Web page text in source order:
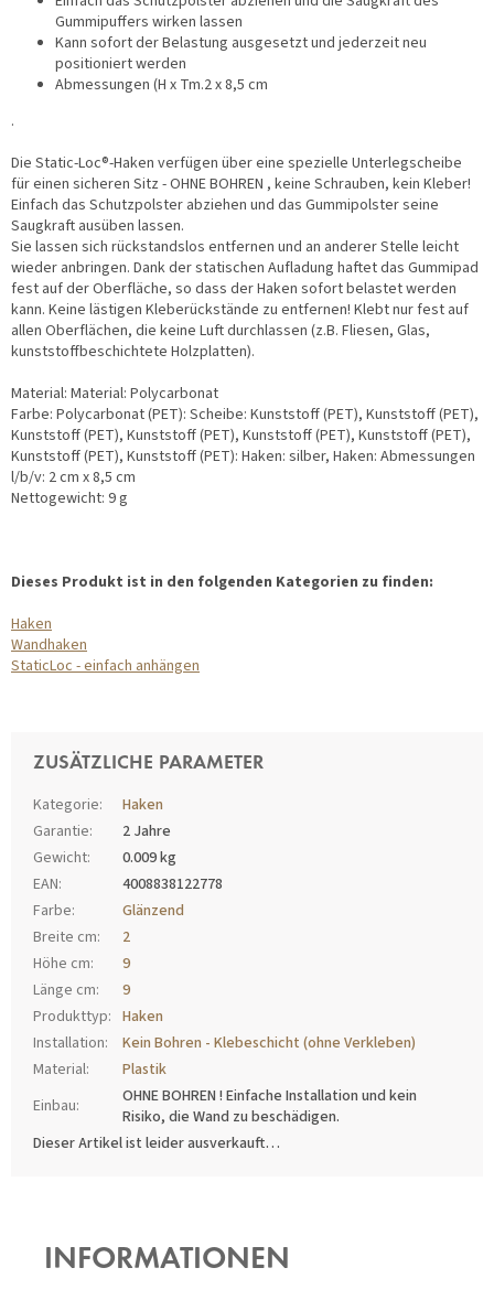
Gummipuffers wirken lassen
Kann sofort der Belastung ausgesetzt und jederzeit neu
positioniert werden
Abmessungen (H x Tm.2 x 8,5 cm
.
Die Static-Loc®-Haken verfügen über eine spezielle Unterlegscheibe
für einen sicheren Sitz - OHNE BOHREN , keine Schrauben, kein Kleber!
Einfach das Schutzpolster abziehen und das Gummipolster seine
Saugkraft ausüben lassen.
Sie lassen sich rückstandslos entfernen und an anderer Stelle leicht
wieder anbringen. Dank der statischen Aufladung haftet das Gummipad
fest auf der Oberfläche, so dass der Haken sofort belastet werden
kann. Keine lästigen Kleberückstände zu entfernen! Klebt nur fest auf
allen Oberflächen, die keine Luft durchlassen (z.B. Fliesen, Glas,
kunststoffbeschichtete Holzplatten).
Material: Material: Polycarbonat
Farbe: Polycarbonat (PET): Scheibe: Kunststoff (PET), Kunststoff (PET),
Kunststoff (PET), Kunststoff (PET), Kunststoff (PET), Kunststoff (PET),
Kunststoff (PET), Kunststoff (PET): Haken: silber, Haken: Abmessungen
l/b/v: 2 cm x 8,5 cm
Nettogewicht: 9 g
Dieses Produkt ist in den folgenden Kategorien zu finden:
Haken
Wandhaken
StaticLoc - einfach anhängen
ZUSÄTZLICHE PARAMETER
Kategorie:
Haken
Garantie:
2 Jahre
Gewicht:
0.009 kg
EAN:
4008838122778
Farbe:
Glänzend
Breite cm:
2
Höhe cm:
9
Länge cm:
9
Produkttyp: Haken
Installation:
Kein Bohren - Klebeschicht (ohne Verkleben)
Material:
Plastik
Einbau:
OHNE BOHREN ! Einfache Installation und kein
Risiko, die Wand zu beschädigen.
Dieser Artikel ist leider ausverkauft…
INFORMATIONEN